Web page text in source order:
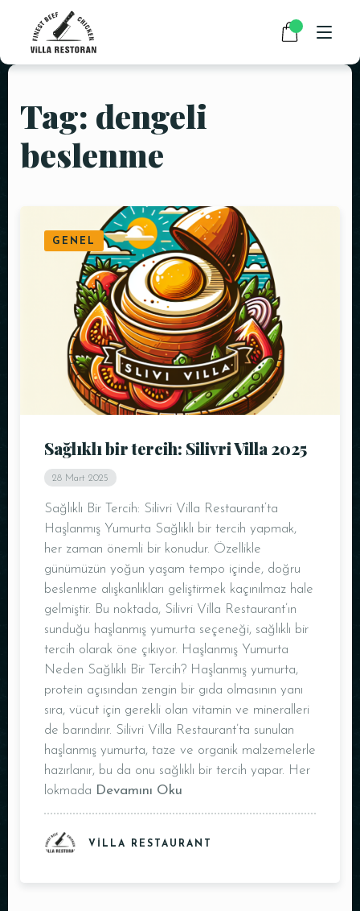
ANASAYFA
HAKKIMIZDA
PAKET SERVİS
HABERLER
İLETIŞIM
Tag: dengeli
beslenme
GENEL
Sağlıklı bir tercih: Silivri Villa 2025
28 Mart 2025
Sağlıklı Bir Tercih: Silivri Villa Restaurant’ta
Haşlanmış Yumurta Sağlıklı bir tercih yapmak,
her zaman önemli bir konudur. Özellikle
günümüzün yoğun yaşam tempo içinde, doğru
beslenme alışkanlıkları geliştirmek kaçınılmaz hale
gelmiştir. Bu noktada, Silivri Villa Restaurant’ın
sunduğu haşlanmış yumurta seçeneği, sağlıklı bir
tercih olarak öne çıkıyor. Haşlanmış Yumurta
Neden Sağlıklı Bir Tercih? Haşlanmış yumurta,
protein açısından zengin bir gıda olmasının yanı
sıra, vücut için gerekli olan vitamin ve mineralleri
de barındırır. Silivri Villa Restaurant’ta sunulan
haşlanmış yumurta, taze ve organik malzemelerle
hazırlanır, bu da onu sağlıklı bir tercih yapar. Her
lokmada Devamını Oku
VILLA RESTAURANT
Masa Rezervasyonu